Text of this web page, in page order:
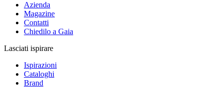
Azienda
Magazine
Contatti
Chiedilo a Gaia
Lasciati ispirare
Ispirazioni
Cataloghi
Brand